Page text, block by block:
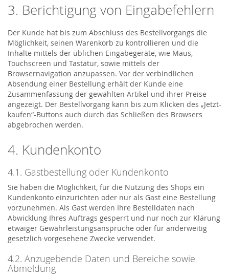
3. Berichtigung von Eingabefehlern
Der Kunde hat bis zum Abschluss des Bestellvorgangs die
Möglichkeit, seinen Warenkorb zu kontrollieren und die
Inhalte mittels der üblichen Eingabegeräte, wie Maus,
Touchscreen und Tastatur, sowie mittels der
Browsernavigation anzupassen. Vor der verbindlichen
Absendung einer Bestellung erhält der Kunde eine
Zusammenfassung der gewählten Artikel und ihrer Preise
angezeigt. Der Bestellvorgang kann bis zum Klicken des „Jetzt-
kaufen“-Buttons auch durch das Schließen des Browsers
abgebrochen werden.
4. Kundenkonto
4.1. Gastbestellung oder Kundenkonto
Sie haben die Möglichkeit, für die Nutzung des Shops ein
Kundenkonto einzurichten oder nur als Gast eine Bestellung
vorzunehmen. Als Gast werden Ihre Bestelldaten nach
Abwicklung Ihres Auftrags gesperrt und nur noch zur Klärung
etwaiger Gewährleistungsansprüche oder für anderweitig
gesetzlich vorgesehene Zwecke verwendet.
4.2. Anzugebende Daten und Bereiche sowie
Abmeldung